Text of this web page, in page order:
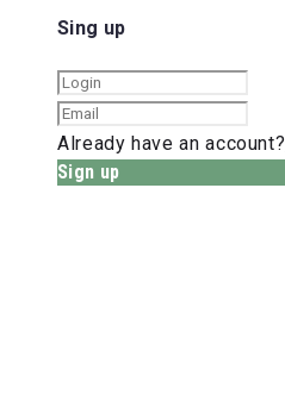
Sing up
Already have an account?
Sign up